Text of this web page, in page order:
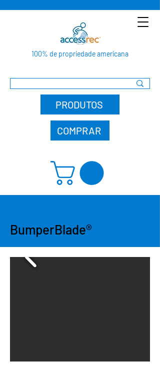
100% de propriedade americana
PRODUTOS
COMPRAR
BumperBlade®